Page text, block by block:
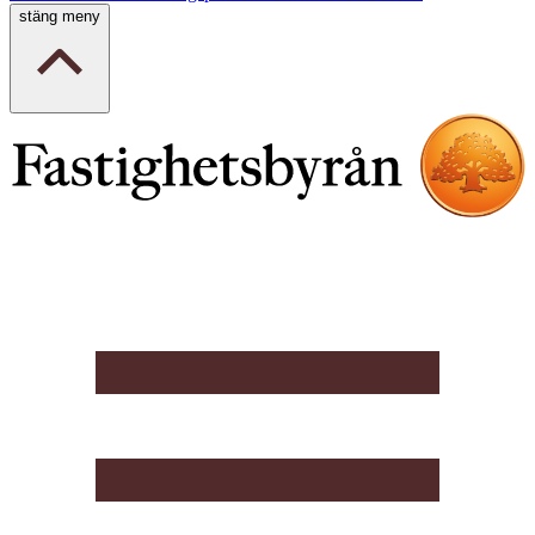
stäng meny